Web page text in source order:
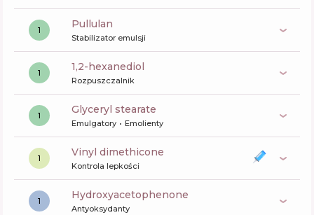
1 pullulan
Stabilizator emulsji
1 1,2-hexanediol
Rozpuszczalnik
1 glyceryl stearate
Emulgatory Emolienty
1 vinyl dimethicone
Kontrola lepkości
1 Hydroxyacetophenone
Antyoksydanty